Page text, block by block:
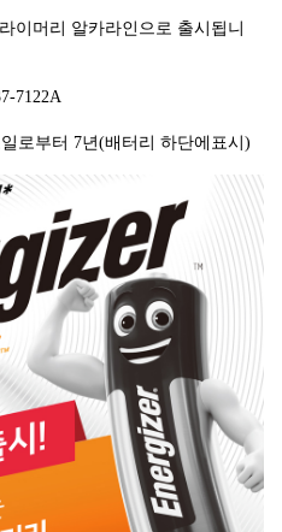
이머리 알카라인으로 출시됩니
7122A
로부터 7년(배터리 하단에표시)